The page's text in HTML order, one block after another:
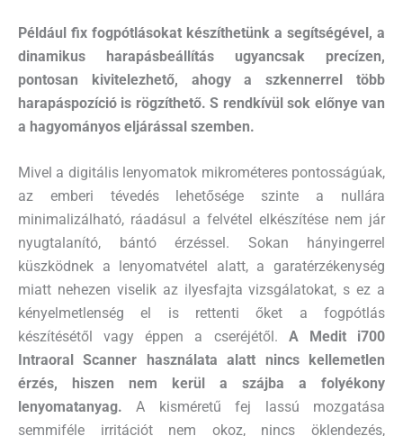
Például fix fogpótlásokat készíthetünk a segítségével, a
dinamikus harapásbeállítás ugyancsak precízen,
pontosan kivitelezhető, ahogy a szkennerrel több
harapáspozíció is rögzíthető. S rendkívül sok előnye van
a hagyományos eljárással szemben.
Mivel a digitális lenyomatok mikrométeres pontosságúak,
az emberi tévedés lehetősége szinte a nullára
minimalizálható, ráadásul a felvétel elkészítése nem jár
nyugtalanító, bántó érzéssel. Sokan hányingerrel
küszködnek a lenyomatvétel alatt, a garatérzékenység
miatt nehezen viselik az ilyesfajta vizsgálatokat, s ez a
kényelmetlenség el is rettenti őket a fogpótlás
készítésétől vagy éppen a cseréjétől. A Medit i700
Intraoral Scanner használata alatt nincs kellemetlen
érzés, hiszen nem kerül a szájba a folyékony
lenyomatanyag. A kisméretű fej lassú mozgatása
semmiféle irritációt nem okoz, nincs öklendezés,